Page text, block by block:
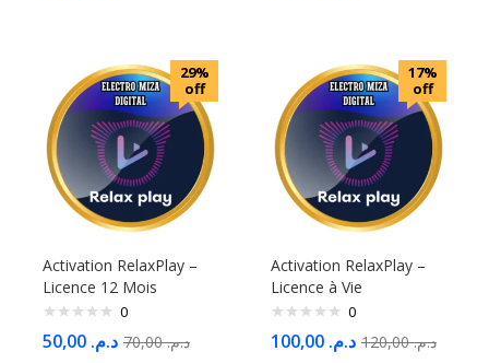
29%
off
Activation RelaxPlay –
Licence 12 Mois
0
د.م. د.م.70,00
17%
off
Activation RelaxPlay –
Licence à Vie
0
د.م. د.م.120,00